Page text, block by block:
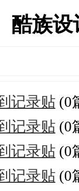
酷族
记录贴 (0
记录贴 (0
记录贴 (0
记录贴 (0